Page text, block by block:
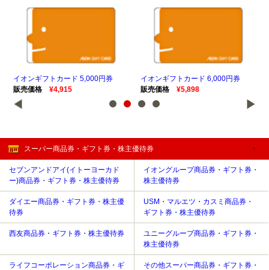
イオンギフトカード 5,000円券
販売価格
¥4,915
イオンギフトカード 6,000円券
販売価格
¥5,898
スーパー商品券・ギフト券・株主優待券
セブンアンドアイ(イトーヨーカド
ー)商品券・ギフト券・株主優待券
イオングループ商品券・ギフト券・
株主優待券
ダイエー商品券・ギフト券・株主優
待券
USM・マルエツ・カスミ商品券・
ギフト券・株主優待券
西友商品券・ギフト券・株主優待券
ユニーグループ商品券・ギフト券・
株主優待券
ライフコーポレーション商品券・ギ
その他スーパー商品券・ギフト券・